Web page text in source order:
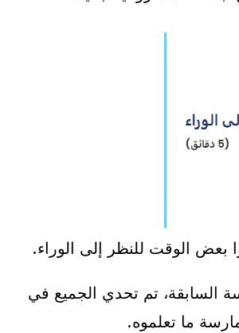
بعض الوقت للنظر إلى الوراء.
السابقة، تم تحدي الجميع في
ما تعلموه.